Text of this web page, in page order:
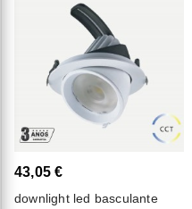
43,05 €
downlight led basculante